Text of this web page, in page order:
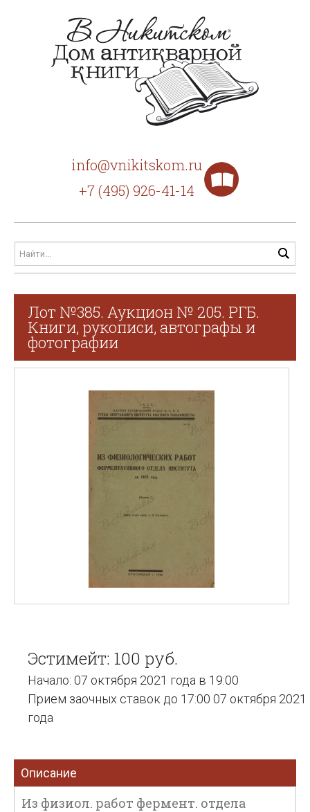
info@vnikitskom.ru
+7 (495) 926-41-14
Лот №385. Аукцион № 205. РГБ.
Книги, рукописи, автографы и
фотографии
Эстимейт: 100 руб.
Начало: 07 октября 2021 года в 19:00
Прием заочных ставок до 17:00 07 октября 2021
года
Описание
Из физиол. работ фермент. отдела